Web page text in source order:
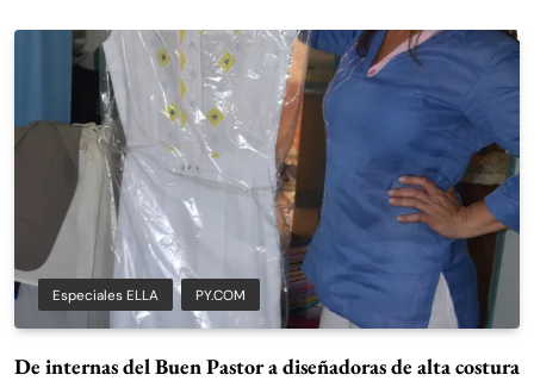
Especiales ELLA PY.COM
De internas del Buen Pastor a diseñadoras de alta costura